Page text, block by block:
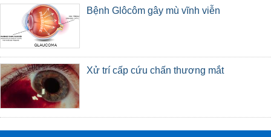
Bệnh Glôcôm gây mù vĩnh viễn
Xử trí cấp cứu chấn thương mắt